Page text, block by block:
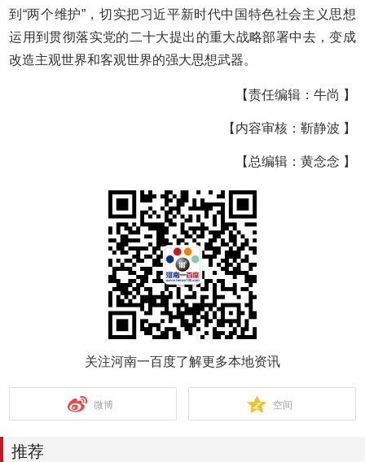
到“两个维护”，切实把习近平新时代中国特色社会主义思想
运用到贯彻落实党的二十大提出的重大战略部署中去，变成
改造主观世界和客观世界的强大思想武器。
【责任编辑：牛尚 】
【内容审核：靳静波 】
【总编辑：黄念念 】
关注河南一百度了解更多本地资讯
微博 空间
推荐